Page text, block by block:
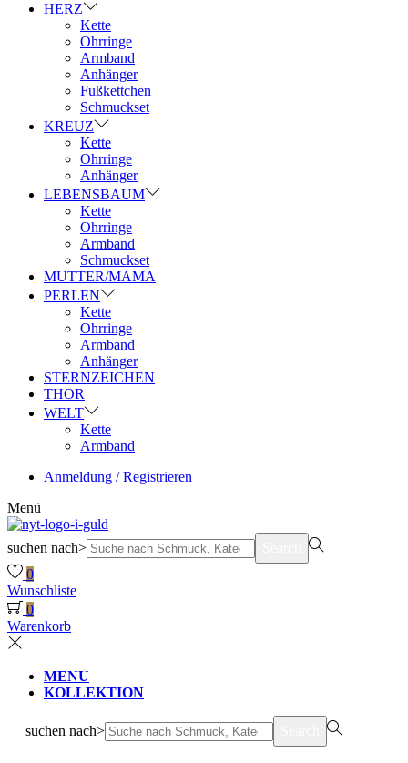
HERZ
Kette
Ohrringe
Armband
Anhänger
Fußkettchen
Schmuckset
KREUZ
Kette
Ohrringe
Anhänger
LEBENSBAUM
Kette
Ohrringe
Armband
Schmuckset
MUTTER/MAMA
PERLEN
Kette
Ohrringe
Armband
Anhänger
STERNZEICHEN
THOR
WELT
Kette
Armband
Anmeldung / Registrieren
Menü
suchen nach>
0
Wunschliste
0
Warenkorb
MENU
KOLLEKTION
suchen nach>